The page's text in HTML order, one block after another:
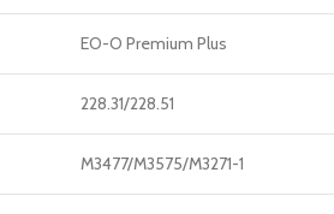
EO-O Premium Plus
228.31/228.51
M3477/M3575/M3271-1